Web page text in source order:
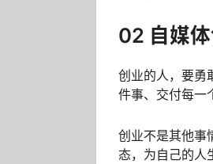
02 自媒
创业的人，要勇
件事、交付每一
创业不是其他事
态，为自己的人